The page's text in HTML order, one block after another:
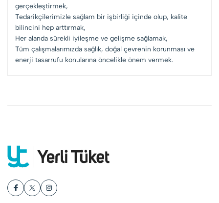
gerçekleştirmek,
Tedarikçilerimizle sağlam bir işbirliği içinde olup, kalite
bilincini hep arttırmak,
Her alanda sürekli iyileşme ve gelişme sağlamak,
Tüm çalışmalarımızda sağlık, doğal çevrenin korunması ve
enerji tasarrufu konularına öncelikle önem vermek.